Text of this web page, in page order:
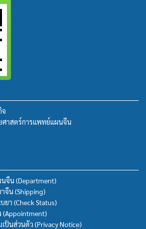
จ
ศาสตร์การแพทย์แผนจีน
จีน (Department)
จีน (Shipping)
ยา (Check Status)
ป็นส่วนตัว (Privacy Notice)